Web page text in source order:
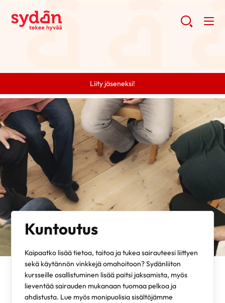
Liity jäseneksi!
Kuntoutus
Kaipaatko lisää tietoa, taitoa ja tukea sairauteesi liittyen
sekä käytännön vinkkejä omahoitoon? Sydänliiton
kursseille osallistuminen lisää paitsi jaksamista, myös
lieventää sairauden mukanaan tuomaa pelkoa ja
ahdistusta. Lue myös monipuolisia sisältöjämme